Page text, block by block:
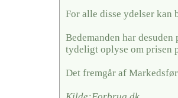
For alle disse ydelser kan
Bedemanden har
tydeligt oplyse om prisen
Det fremgår af